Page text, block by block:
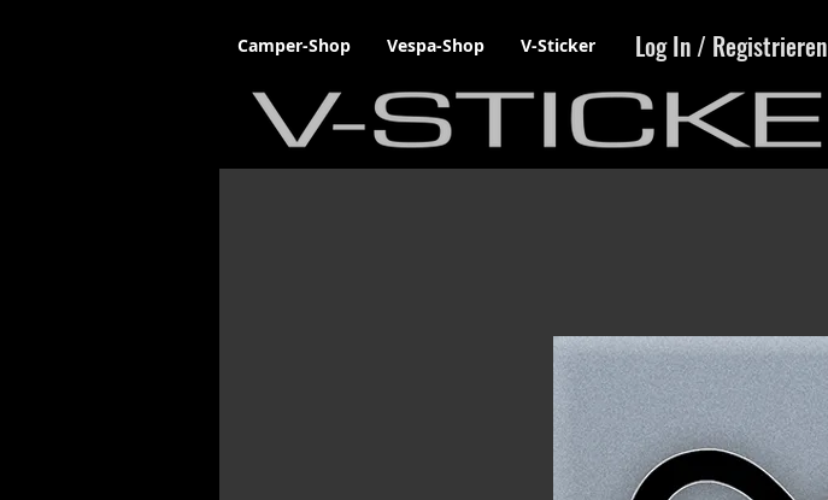
Camper-Shop Vespa-Shop V-Sticker Log In / Registrieren